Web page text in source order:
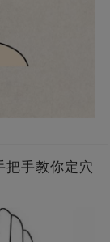
把手教你定穴